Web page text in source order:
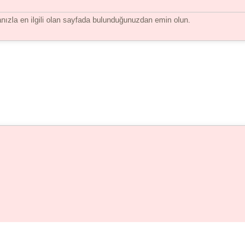
en ilgili olan sayfada bulunduğunuzdan emin olun.